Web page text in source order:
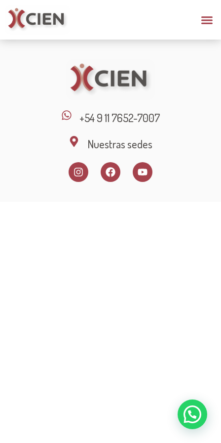
+54 9 11 7652-7007
Nuestras sedes